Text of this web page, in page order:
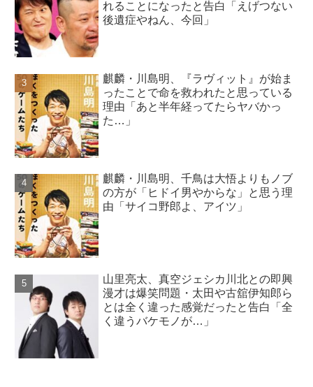
れることになったと告白「えげつない
後遺症やねん、今回」
麒麟・川島明、『ラヴィット』が始ま
ったことで命を救われたと思っている
理由「あと半年経ってたらヤバかっ
た…」
麒麟・川島明、千鳥は大悟よりもノブ
の方が「ヒドイ男やからな」と思う理
由「サイコ野郎よ、アイツ」
山里亮太、真空ジェシカ川北との即興
漫才は爆笑問題・太田や古舘伊知郎ら
とは全く違った感覚だったと告白「全
く違うバケモノが…」